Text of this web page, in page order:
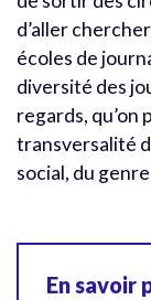
d’aller
écoles de
diversité des
regards, qu’on
transversalité
social, du
En savoir